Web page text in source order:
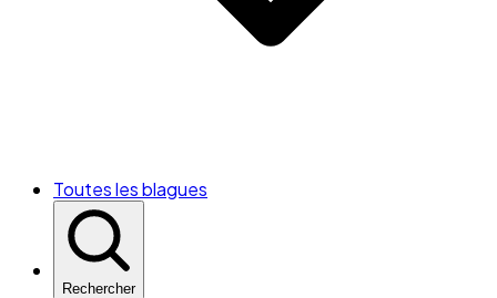
Toutes les blagues
Rechercher